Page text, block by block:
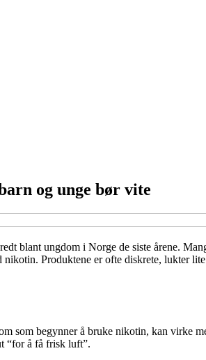
og unge bør vite
blant ungdom i Norge de siste årene.
Produktene er ofte diskrete, lukter
som begynner å bruke nikotin, kan virke
“for å få frisk luft”.